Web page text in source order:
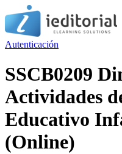
Autenticación
SSCB0209
Actividades
Educativo
(Online)